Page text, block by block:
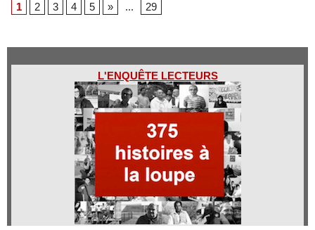
1
2 3 4 5 » ... 29
L'ENQUÊTE LECTEURS